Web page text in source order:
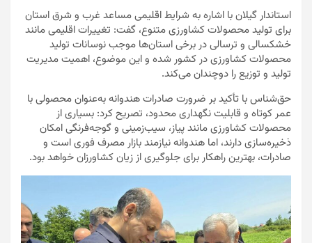
استاندار گیلان با اشاره به شرایط اقلیمی مساعد غرب و شرق استان
برای تولید محصولات کشاورزی متنوع، گفت: تغییرات اقلیمی مانند
خشکسالی و ترسالی در برخی استان‌ها موجب نوسانات تولید
محصولات کشاورزی در کشور شده و این موضوع، اهمیت مدیریت
تولید و توزیع را دوچندان می‌کند.
حق‌شناس با تأکید بر ضرورت صادرات هندوانه به‌عنوان محصولی با
عمر کوتاه و قابلیت نگهداری محدود، تصریح کرد: بسیاری از
محصولات کشاورزی مانند پیاز، سیب‌زمینی و گوجه‌فرنگی امکان
ذخیره‌سازی دارند، اما هندوانه نیازمند بازار مصرف فوری است و
صادرات، بهترین راهکار برای جلوگیری از زیان کشاورزان خواهد بود.